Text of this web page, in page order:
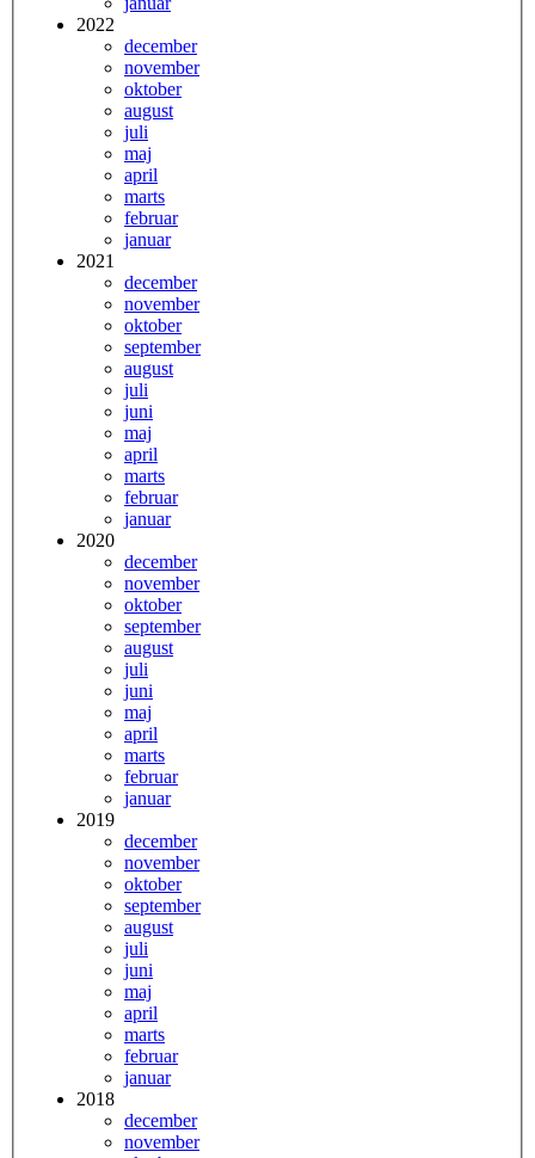
2022
december
november
oktober
august
juli
maj
april
marts
februar
januar
2021
december
november
oktober
september
august
juli
juni
maj
april
marts
februar
januar
2020
december
november
oktober
september
august
juli
juni
maj
april
marts
februar
januar
2019
december
november
oktober
september
august
juli
juni
maj
april
marts
februar
januar
2018
december
november